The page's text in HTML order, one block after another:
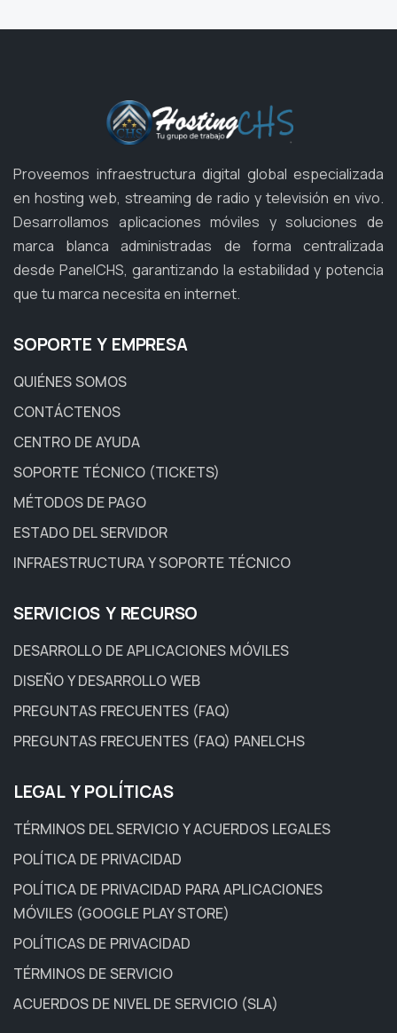
Proveemos infraestructura digital global especializada
en hosting web, streaming de radio y televisión en vivo.
Desarrollamos aplicaciones móviles y soluciones de
marca blanca administradas de forma centralizada
desde PanelCHS, garantizando la estabilidad y potencia
que tu marca necesita en internet.
SOPORTE Y EMPRESA
QUIÉNES SOMOS
CONTÁCTENOS
CENTRO DE AYUDA
SOPORTE TÉCNICO (TICKETS)
MÉTODOS DE PAGO
ESTADO DEL SERVIDOR
INFRAESTRUCTURA Y SOPORTE TÉCNICO
SERVICIOS Y RECURSO
DESARROLLO DE APLICACIONES MÓVILES
DISEÑO Y DESARROLLO WEB
PREGUNTAS FRECUENTES (FAQ)
PREGUNTAS FRECUENTES (FAQ) PANELCHS
LEGAL Y POLÍTICAS
TÉRMINOS DEL SERVICIO Y ACUERDOS LEGALES
POLÍTICA DE PRIVACIDAD
POLÍTICA DE PRIVACIDAD PARA APLICACIONES
MÓVILES (GOOGLE PLAY STORE)
POLÍTICAS DE PRIVACIDAD
TÉRMINOS DE SERVICIO
ACUERDOS DE NIVEL DE SERVICIO (SLA)